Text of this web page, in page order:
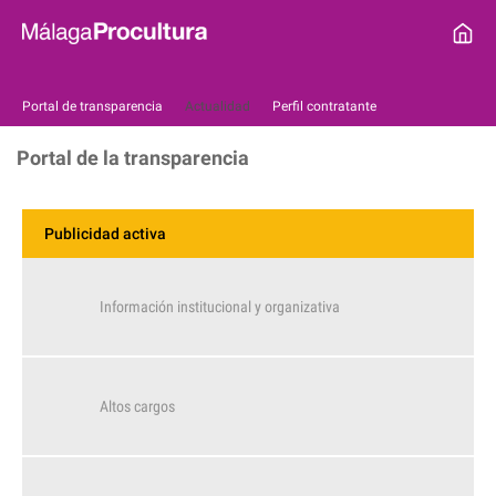
Perfil contratante
Portal de transparencia Actualidad
Portal de la transparencia
Publicidad activa
Información institucional y organizativa
Altos cargos